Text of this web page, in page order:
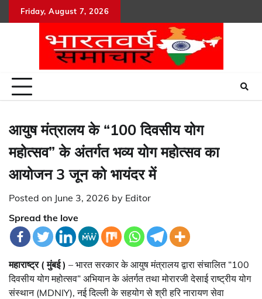
to
Friday, August 7, 2026
आयुष मंत्रालय के “100 दिवसीय योग
महोत्सव” के अंतर्गत भव्य योग महोत्सव का
आयोजन 3 जून को भायंदर में
Posted on June 3, 2026 by Editor
Spread the love
महाराष्ट्र ( मुंबई ) – भारत सरकार के आयुष मंत्रालय द्वारा संचालित “100
दिवसीय योग महोत्सव” अभियान के अंतर्गत तथा मोरारजी देसाई राष्ट्रीय योग
संस्थान (MDNIY), नई दिल्ली के सहयोग से श्री हरि नारायण सेवा